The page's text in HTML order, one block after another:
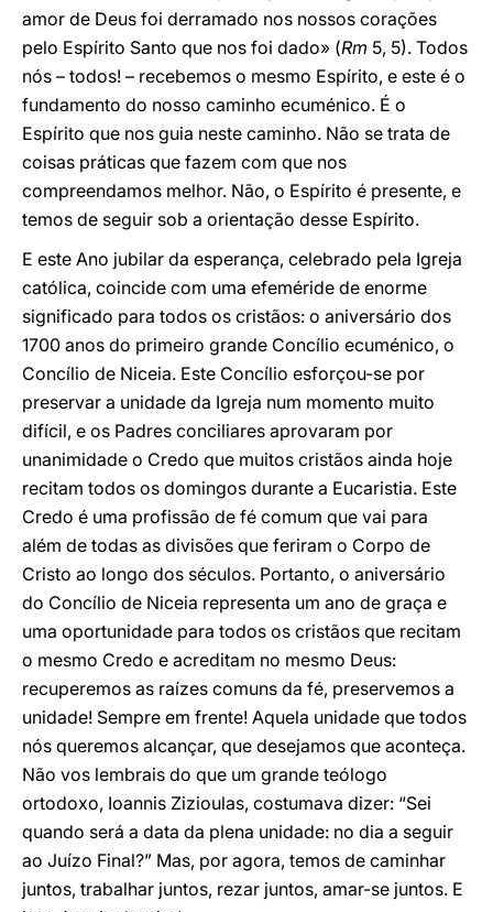
amor de Deus foi derramado nos nossos corações
pelo Espírito Santo que nos foi dado» (Rm 5, 5). Todos
nós – todos! – recebemos o mesmo Espírito, e este é o
fundamento do nosso caminho ecuménico. É o
Espírito que nos guia neste caminho. Não se trata de
coisas práticas que fazem com que nos
compreendamos melhor. Não, o Espírito é presente, e
temos de seguir sob a orientação desse Espírito.
E este Ano jubilar da esperança, celebrado pela Igreja
católica, coincide com uma efeméride de enorme
significado para todos os cristãos: o aniversário dos
1700 anos do primeiro grande Concílio ecuménico, o
Concílio de Niceia. Este Concílio esforçou-se por
preservar a unidade da Igreja num momento muito
difícil, e os Padres conciliares aprovaram por
unanimidade o Credo que muitos cristãos ainda hoje
recitam todos os domingos durante a Eucaristia. Este
Credo é uma profissão de fé comum que vai para
além de todas as divisões que feriram o Corpo de
Cristo ao longo dos séculos. Portanto, o aniversário
do Concílio de Niceia representa um ano de graça e
uma oportunidade para todos os cristãos que recitam
o mesmo Credo e acreditam no mesmo Deus:
recuperemos as raízes comuns da fé, preservemos a
unidade! Sempre em frente! Aquela unidade que todos
nós queremos alcançar, que desejamos que aconteça.
Não vos lembrais do que um grande teólogo
ortodoxo, Ioannis Zizioulas, costumava dizer: “Sei
quando será a data da plena unidade: no dia a seguir
ao Juízo Final?” Mas, por agora, temos de caminhar
juntos, trabalhar juntos, rezar juntos, amar-se juntos. E